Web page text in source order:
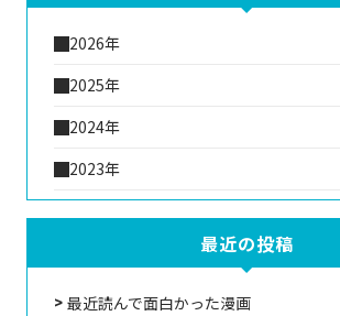
2026年
2025年
2024年
2023年
最近の投稿
最近読んで面白かった漫画